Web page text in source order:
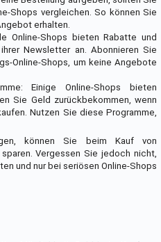
Shops vergleichen. So können Sie
erhalten.
Online-Shops bieten Rabatte und
Newsletter an. Abonnieren Sie
Online-Shops, um keine Angebote
Einige Online-Shops bieten
Sie Geld zurückbekommen, wenn
Nutzen Sie diese Programme,
können Sie beim Kauf von
Vergessen Sie jedoch nicht,
und nur bei seriösen Online-Shops